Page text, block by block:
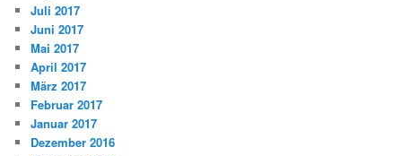
Juli 2017
Juni 2017
Mai 2017
April 2017
März 2017
Februar 2017
Januar 2017
Dezember 2016